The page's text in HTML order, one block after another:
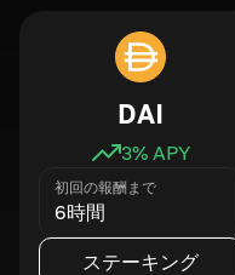
DAI
3% APY
初回の報酬まで
6時間
ステーキング